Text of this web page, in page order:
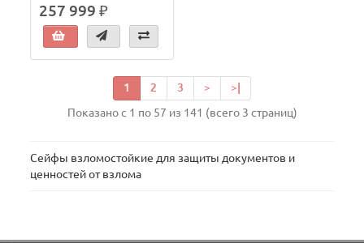
257 999 ₽
1 2 3 >
>|
Показано с 1 по 57 из 141 (всего 3 страниц)
Сейфы взломостойкие для защиты документов и
ценностей от взлома